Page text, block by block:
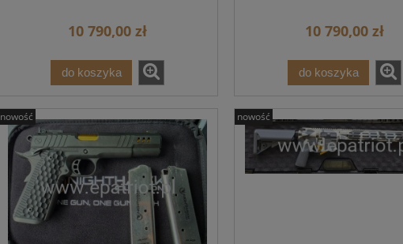
Karabin HK MR308 A3-28 16,5"
16 600,00 zł
Cena regularna:18 000,00 zł
Najniższa cena:18 000,00 zł
Karabinek HK MR223 A3 14,5"
12 900,00 zł
Cena regularna:13 900,00 zł
10 790,00 zł
do koszyka
10 790,00 zł
do koszyka
nowość nowość